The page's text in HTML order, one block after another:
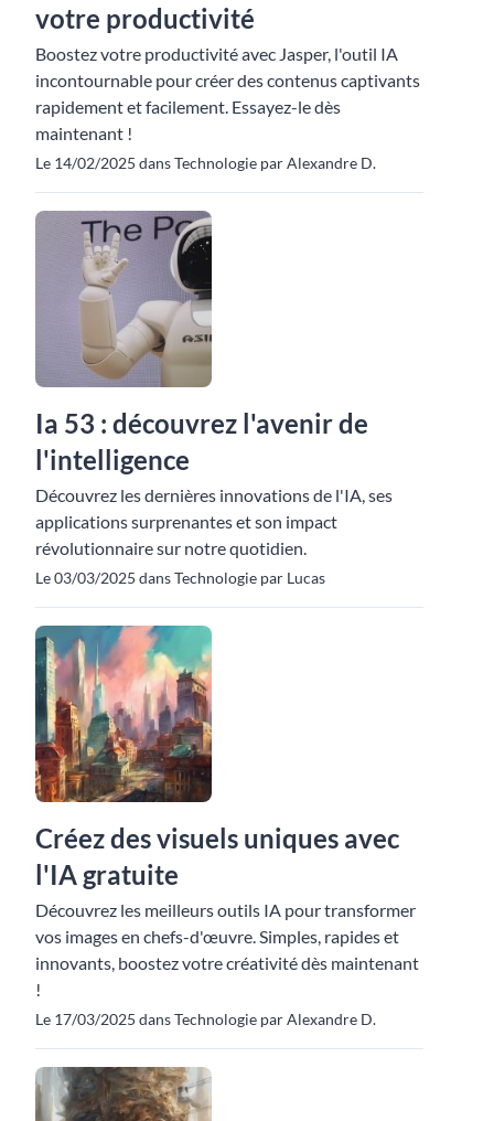
votre productivité
Boostez votre productivité avec Jasper, l'outil IA
incontournable pour créer des contenus captivants
rapidement et facilement. Essayez-le dès
maintenant !
Le 14/02/2025 dans Technologie par Alexandre D.
Ia 53 : découvrez l'avenir de
l'intelligence
Découvrez les dernières innovations de l'IA, ses
applications surprenantes et son impact
révolutionnaire sur notre quotidien.
Le 03/03/2025 dans Technologie par Lucas
Créez des visuels uniques avec
l'IA gratuite
Découvrez les meilleurs outils IA pour transformer
vos images en chefs-d'œuvre. Simples, rapides et
innovants, boostez votre créativité dès maintenant
!
Le 17/03/2025 dans Technologie par Alexandre D.